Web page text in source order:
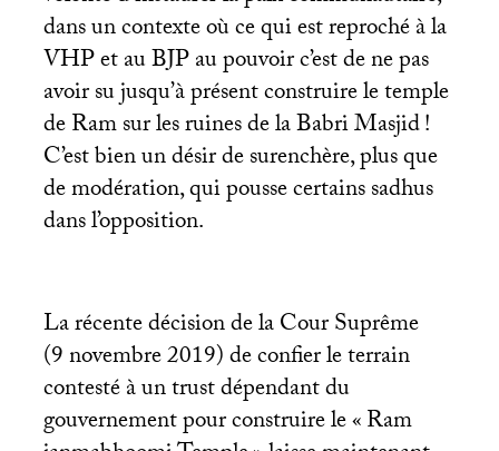
dans un contexte où ce qui est reproché à la
VHPet auBJPau pouvoir c’est de ne pas
avoir su jusqu’à présent construire le temple
de Ram sur les ruines de la Babri Masjid!
C’est bien un désir de surenchère, plus que
de modération, qui pousse certains sadhus
dans l’opposition.
La récente décision de la Cour Suprême
(9 novembre 2019) de confier le terrain
contesté à un trust dépendant du
gouvernement pour construire le «Ram